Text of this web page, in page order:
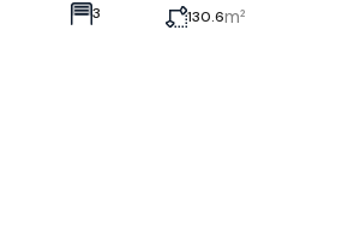
3
130.6m²